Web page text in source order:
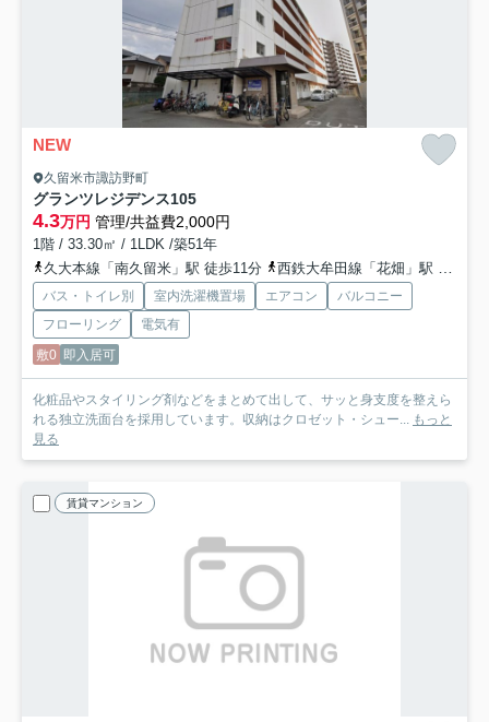
NEW
久留米市諏訪野町
グランツレジデンス105
4.3万円 管理/共益費2,000円
1階 / 33.30㎡ / 1LDK /築51年
久大本線「南久留米」駅 徒歩11分
西鉄大牟田線「花畑」駅 徒歩13分
バス・トイレ別 室内洗濯機置場 エアコン
バルコニー
フローリング
電気有
敷0 即入居可
化粧品やスタイリング剤などをまとめて出して、サッと身支度を整えら
れる独立洗面台を採用しています。収納はクロゼット・シュー... もっと
見る
賃貸マンション